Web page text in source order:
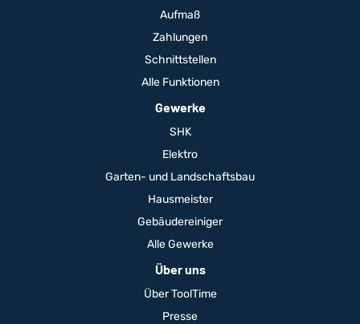
Aufmaß
Zahlungen
Schnittstellen
Alle Funktionen
Gewerke
SHK
Elektro
Garten- und Landschaftsbau
Hausmeister
Gebäudereiniger
Alle Gewerke
Über uns
Über ToolTime
Presse